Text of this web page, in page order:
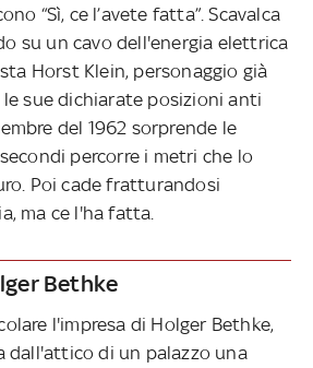
“Sì, ce l’avete fatta”. Scavalca
su un cavo dell'energia elettrica
Horst Klein, personaggio già
sue dichiarate posizioni anti
del 1962 sorprende le
percorre i metri che lo
Poi cade fratturandosi
ma ce l'ha fatta.
Bethke
l'impresa di Holger Bethke,
dall'attico di un palazzo una